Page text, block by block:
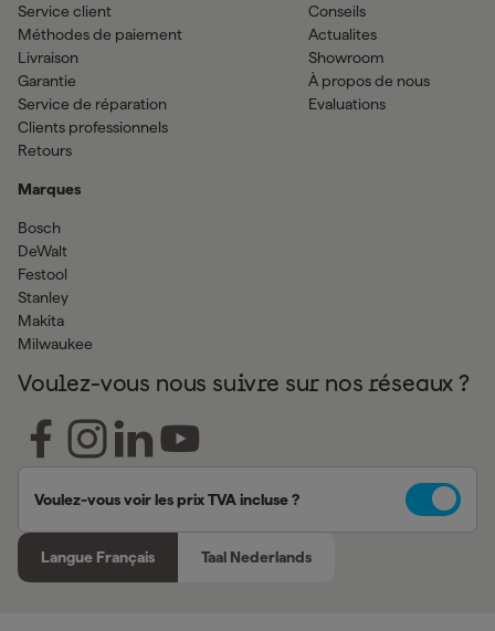
Service client
Méthodes de paiement
Livraison
Garantie
Service de réparation
Clients professionnels
Retours
Marques
Bosch
DeWalt
Festool
Stanley
Makita
Milwaukee
Conseils
Actualites
Showroom
À propos de nous
Evaluations
Voulez-vous nous suivre sur nos réseaux ?
Voulez-vous voir les prix TVA incluse ?
Langue Français Taal Nederlands